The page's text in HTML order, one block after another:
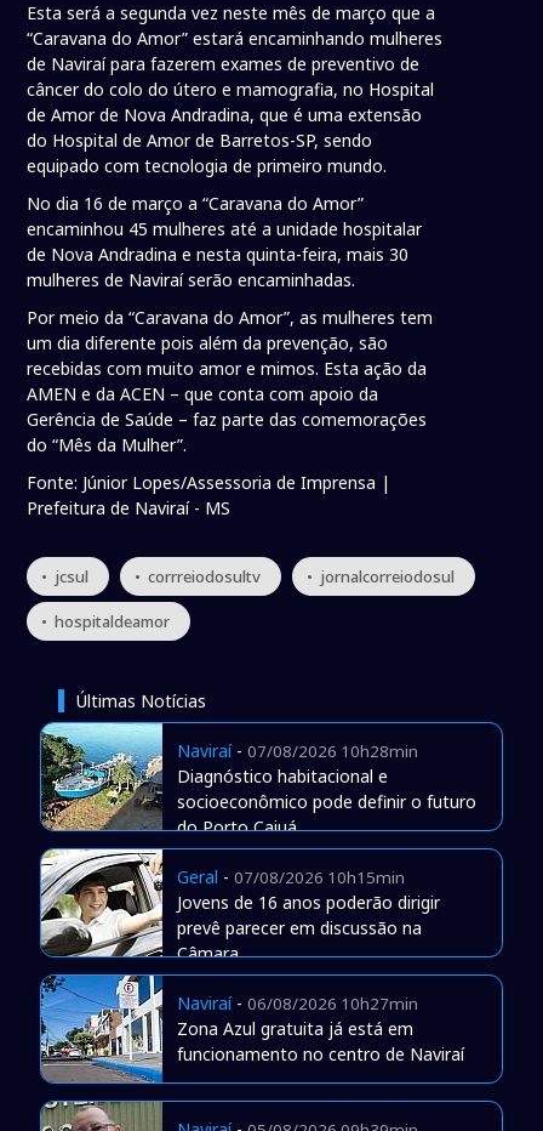
Esta será a segunda vez neste mês de março que a
“Caravana do Amor” estará encaminhando mulheres
de Naviraí para fazerem exames de preventivo de
câncer do colo do útero e mamografia, no Hospital
de Amor de Nova Andradina, que é uma extensão
do Hospital de Amor de Barretos-SP, sendo
equipado com tecnologia de primeiro mundo.
No dia 16 de março a “Caravana do Amor”
encaminhou 45 mulheres até a unidade hospitalar
de Nova Andradina e nesta quinta-feira, mais 30
mulheres de Naviraí serão encaminhadas.
Por meio da “Caravana do Amor”, as mulheres tem
um dia diferente pois além da prevenção, são
recebidas com muito amor e mimos. Esta ação da
AMEN e da ACEN – que conta com apoio da
Gerência de Saúde – faz parte das comemorações
do “Mês da Mulher”.
Fonte: Júnior Lopes/Assessoria de Imprensa |
Prefeitura de Naviraí - MS
• jcsul • corrreiodosultv • jornalcorreiodosul
• hospitaldeamor
Últimas Notícias
Naviraí- 07/08/2026 10h28min
Diagnóstico habitacional e
socioeconômico pode definir o futuro
do Porto Caiuá
Geral - 07/08/2026 10h15min
Jovens de 16 anos poderão dirigir
prevê parecer em discussão na
Câmara
Naviraí- 06/08/2026 10h27min
Zona Azul gratuita já está em
funcionamento no centro de Naviraí